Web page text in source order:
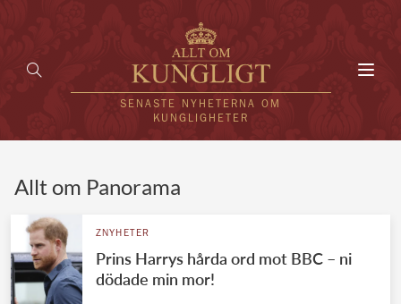
SENASTE NYHETERNA OM
KUNGLIGHETER
UTLÄNDSKT
Allt om Panorama
ZNYHETER
Prins Harrys hårda ord mot BBC – ni
dödade min mor!